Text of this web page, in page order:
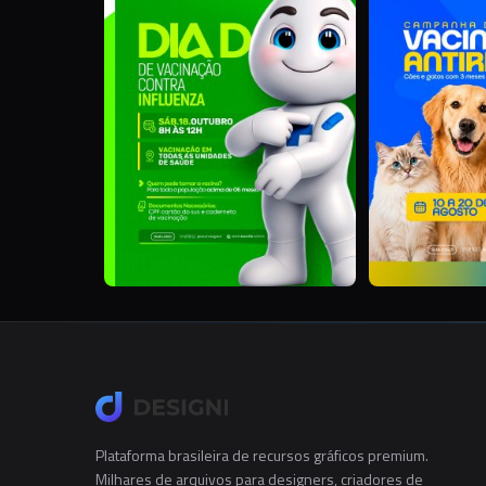
Plataforma brasileira de recursos gráficos premium.
Milhares de arquivos para designers, criadores de